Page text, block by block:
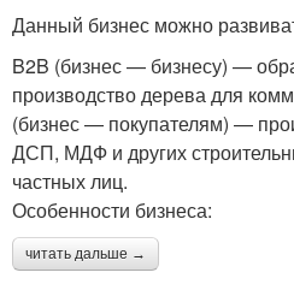
Данный бизнес можно
B2B (бизнес — бизнесу) —
производство дерева для
(бизнес — покупателям) —
ДСП, МДФ и других
частных лиц.
Особенности бизнеса:
читать дальше →